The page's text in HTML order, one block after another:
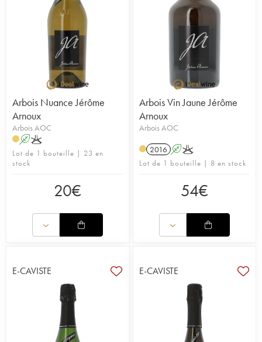
Arbois Nuance Jérôme
Arnoux
Arbois AOC
AK
Lot de 1 bouteille | 23 en
stock
20€
Arbois Vin Jaune Jérôme
Arnoux
Arbois AOC
2016 AK
Lot de 1 bouteille | 8 en stock
54€
E-CAVISTE E-CAVISTE